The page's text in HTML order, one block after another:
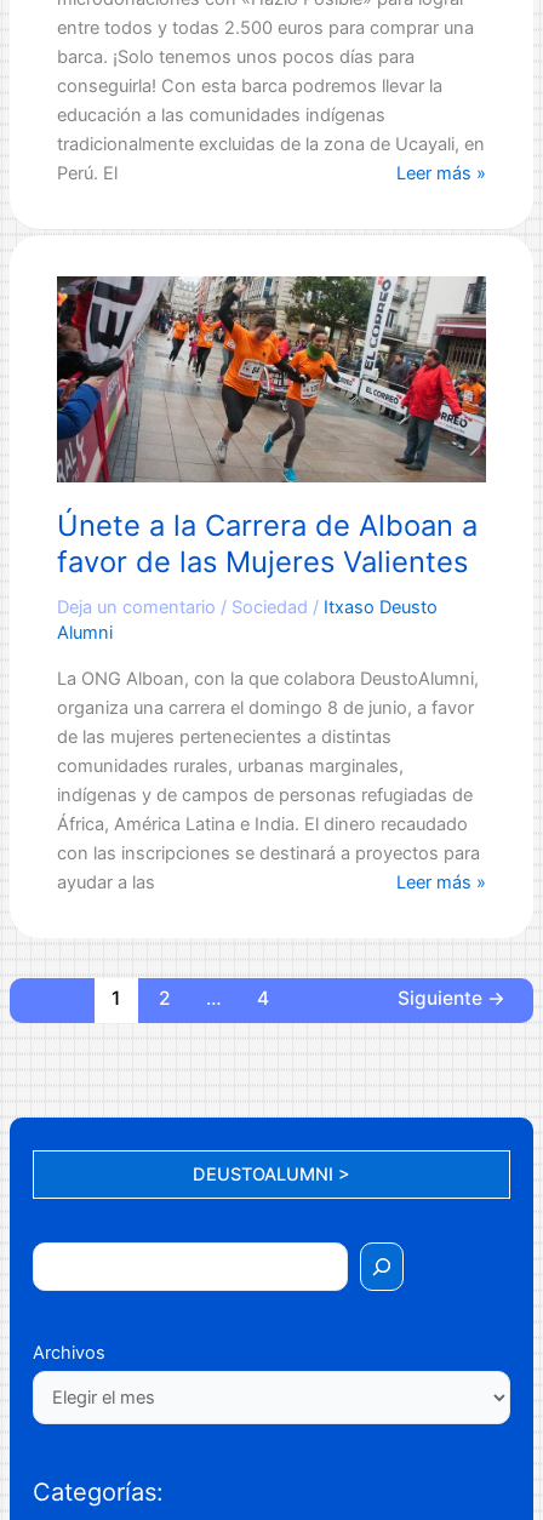
DEUSTOALUMNI >
Archivos
Categorías:
entre todos y todas 2.500 euros para comprar una
barca. ¡Solo tenemos unos pocos días para
conseguirla! Con esta barca podremos llevar la
educación a las comunidades indígenas
tradicionalmente excluidas de la zona de Ucayali, en
Perú. El
Necesitamos
Barca…
ayudas
a
conseguirla?
Leer más »
Únete a la Carrera de Alboan a
favor de las Mujeres Valientes
Deja un comentario / Sociedad / Itxaso Deusto
Alumni
La ONG Alboan, con la que colabora DeustoAlumni,
organiza una carrera el domingo 8 de junio, a favor
de las mujeres pertenecientes a distintas
comunidades rurales, urbanas marginales,
indígenas y de campos de personas refugiadas de
África, América Latina e India. El dinero recaudado
con las inscripciones se destinará a proyectos para
ayudar a las
Únete
la
de
Alboan
a
favor
de
Valientes
Leer más »
1 2 … 4 Siguiente →